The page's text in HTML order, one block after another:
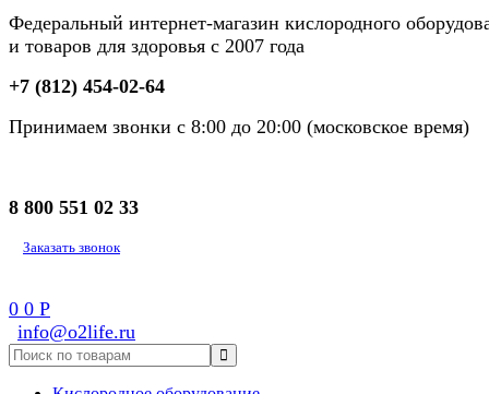
Федеральный интернет-магазин кислородного
и товаров для здоровья с 2007 года
+7 (812) 454-02-64
Принимаем звонки с 8:00 до 20:00 (московское время)
8 800 551 02 33
Заказать звонок
0 0 Р
info@o2life.ru